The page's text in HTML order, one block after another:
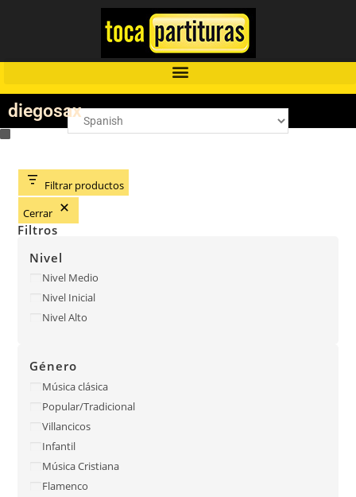
diegosax
Filtrar productos
Cerrar
Filtros
Nivel
Nivel Medio
Nivel Inicial
Nivel Alto
Género
Música clásica
Popular/Tradicional
Villancicos
Infantil
Música Cristiana
Flamenco